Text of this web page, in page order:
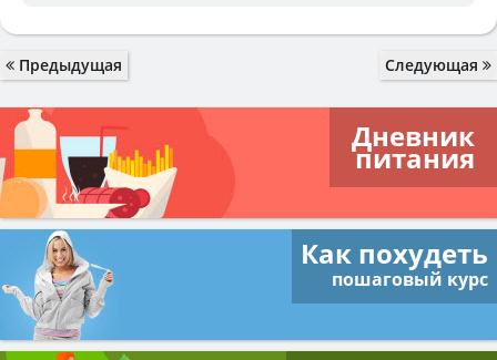
Предыдущая Следующая
Дневник
питания
Как похудеть
пошаговый курс